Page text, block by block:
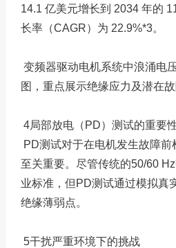
14.1 亿美元增长到 2034 年的
长率（CAGR）为 22.9%*3。
变频器驱动电机系统中浪涌电
图，重点展示绝缘应力及潜在
4局部放电（PD）测试的重要
PD测试对于在电机发生故障前
至关重要。尽管传统的50/60
业标准，但PD测试通过模拟真
绝缘薄弱点。
5干扰严重环境下的挑战